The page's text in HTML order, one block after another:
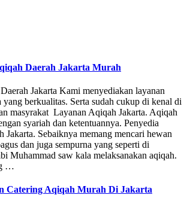
Daerah Jakarta Murah
Jakarta Kami menyediakan layanan
yang berkualitas. Serta sudah cukup di kenal di
masyrakat Layanan Aqiqah Jakarta. Aqiqah
syariah dan ketentuannya. Penyedia
Jakarta. Sebaiknya memang mencari hewan
dan juga sempurna yang seperti di
Muhammad saw kala melaksanakan aqiqah.
…
Catering Aqiqah Murah Di Jakarta